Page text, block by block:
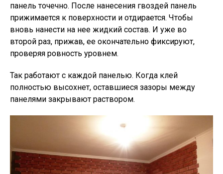
панель точечно. После нанесения гвоздей панель
прижимается к поверхности и отдирается. Чтобы
вновь нанести на нее жидкий состав. И уже во
второй раз, прижав, ее окончательно фиксируют,
проверяя ровность уровнем.
Так работают с каждой панелью. Когда клей
полностью высохнет, оставшиеся зазоры между
панелями закрывают раствором.